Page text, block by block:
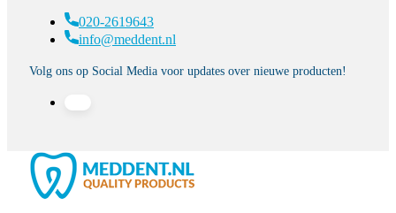
020-2619643
info@meddent.nl
Volg ons op Social Media voor updates over nieuwe producten!